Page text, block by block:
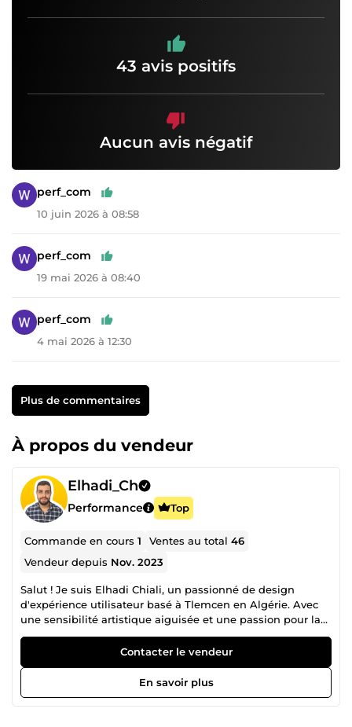
43 avis positifs
Aucun avis négatif
perf_com
10 juin 2026 à 08:58
perf_com
19 mai 2026 à 08:40
perf_com
4 mai 2026 à 12:30
Plus de commentaires
À propos du vendeur
Elhadi_Ch
Performance Top
Commande en cours1 Ventes au total46
Vendeur depuis Nov. 2023
Salut ! Je suis Elhadi Chiali, un passionné de design
d'expérience utilisateur basé à Tlemcen en Algérie. Avec
une sensibilité artistique aiguisée et une passion pour la
création de solutions visuelles intuitives, je m'efforce de
rendre chaque interaction utilisateur mémorable. En tant
que UI/UX designer, je me spécialise dans la conception
d'interfaces utilisateur engageantes et fonctionnelles. De
la création de wireframes à la mise en œuvre de
Contacter le vendeur
En savoir plus